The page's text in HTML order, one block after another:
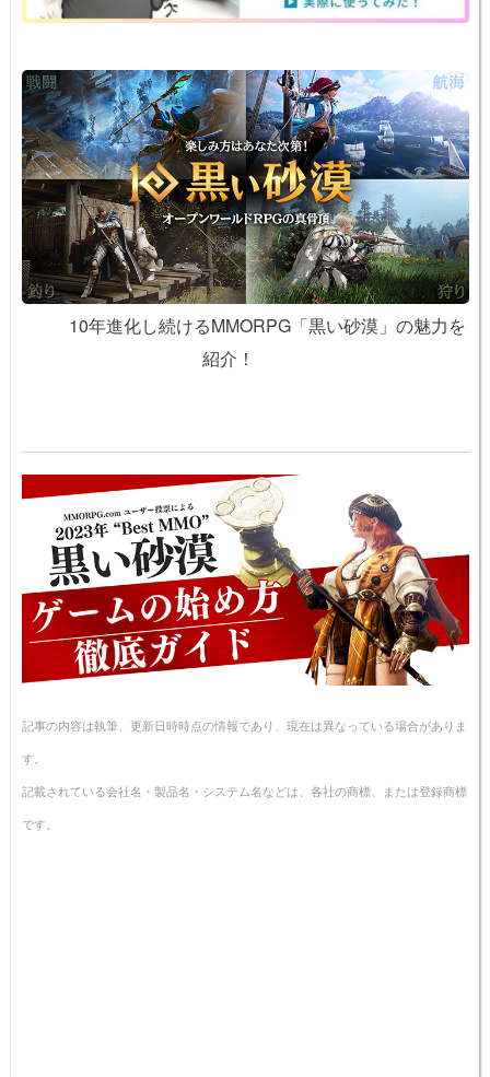
10年進化し続けるMMORPG「黒い砂漠」の魅力を
紹介！
記事の内容は執筆、更新日時時点の情報であり、現在は異なっている場合がありま
す。
記載されている会社名・製品名・システム名などは、各社の商標、または登録商標
です。